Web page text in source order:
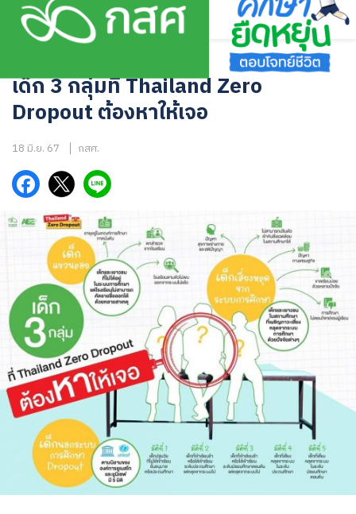
Skip
เด็ก 3 กลุ่มที่ Thailand Zero
Dropout ต้องหาให้เจอ
18 มิ.ย. 67 กสศ.